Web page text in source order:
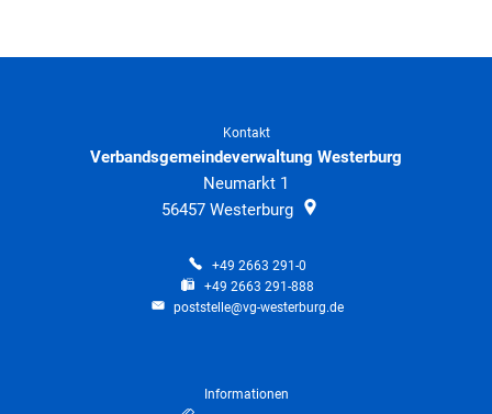
Kontakt
Verbandsgemeindeverwaltung Westerburg
Neumarkt 1
56457 Westerburg
+49 2663 291-0
+49 2663 291-888
poststelle@vg-westerburg.de
Informationen